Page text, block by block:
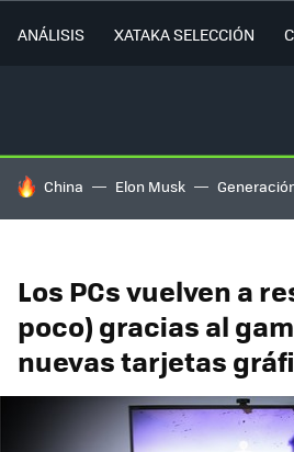
ANÁLISIS XATAKA SELECCIÓN
HOY SE HABLA DE
China Elon Musk
Los PCs vuelven a
poco) gracias al
nuevas tarjetas